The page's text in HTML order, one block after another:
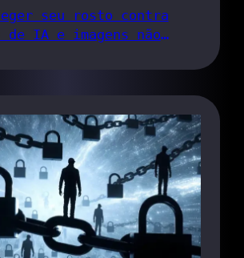
seu rosto contra
de IA e imagens não